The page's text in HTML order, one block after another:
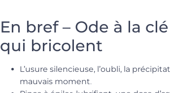
En bref – Ode à la
qui bricolent
L’usure silencieuse, l’oubli, la
mauvais moment.